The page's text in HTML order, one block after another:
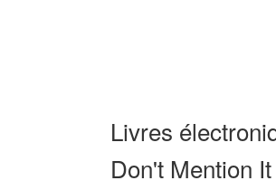
Livres
Don't Mention It